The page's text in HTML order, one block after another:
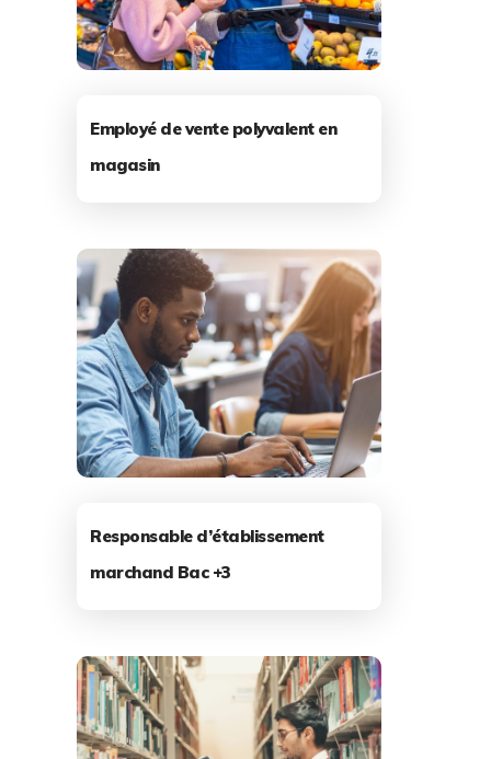
Employé de vente polyvalent en
magasin
Responsable d’établissement
marchand Bac +3